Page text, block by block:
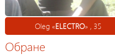
Oleg «ELECTRO» , 35
Обране